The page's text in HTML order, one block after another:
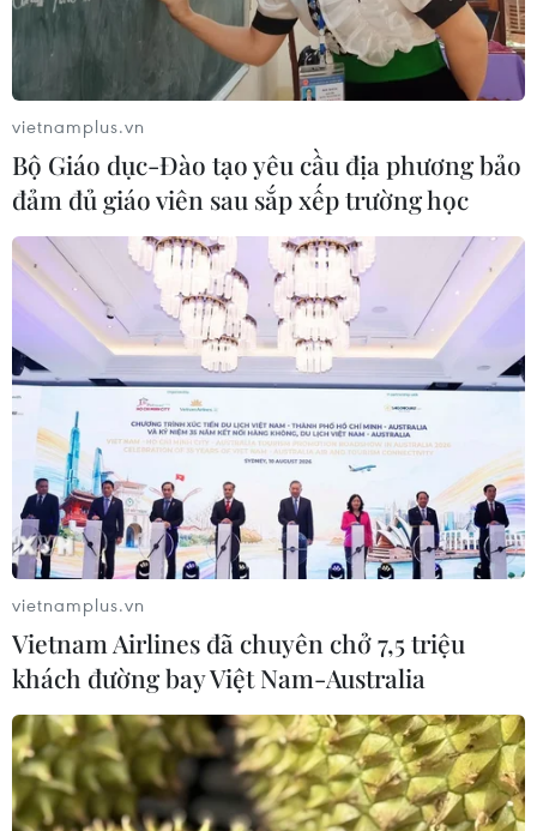
Phú Thọ: Khởi tố một phóng viên về hành
vi cưỡng đoạt tài sản
20/04/2022 04:46
Sau khi phát hiện và ghi hình các trường hợp vi phạm,
Nhi liên lạc để gặp trực tiếp rồi đe dọa yêu cầu phải
đưa một khoản tiền nhất định sẽ không gửi hình ảnh vi
phạm đến cơ quan chức năng.
vietnamplus.vn
Bộ Giáo dục-Đào tạo yêu cầu địa phương bảo
đảm đủ giáo viên sau sắp xếp trường học
vietnamplus.vn
Vietnam Airlines đã chuyên chở 7,5 triệu
khách đường bay Việt Nam-Australia